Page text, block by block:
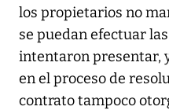
los propietarios no
se puedan efectuar
intentaron presentar,
en el proceso de
contrato tampoco